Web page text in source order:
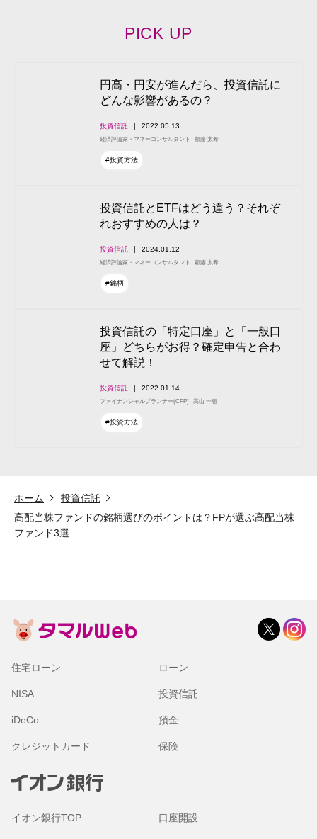
PICK UP
円高・円安が進んだら、投資信託に
どんな影響があるの？
投資信託 2022.05.13
経済評論家・マネーコンサルタント 頼藤 太希
#投資方法
投資信託とETFはどう違う？それぞ
れおすすめの人は？
投資信託 2024.01.12
経済評論家・マネーコンサルタント 頼藤 太希
#銘柄
投資信託の「特定口座」と「一般口
座」どちらがお得？確定申告と合わ
せて解説！
投資信託 2022.01.14
ファイナンシャルプランナー(CFP) 高山 一恵
#投資方法
ホーム
投資信託
高配当株ファンドの銘柄選びのポイントは？FPが選ぶ高配当株
ファンド3選
住宅ローン ローン
NISA 投資信託
iDeCo 預金
クレジットカード 保険
イオン銀行TOP 口座開設